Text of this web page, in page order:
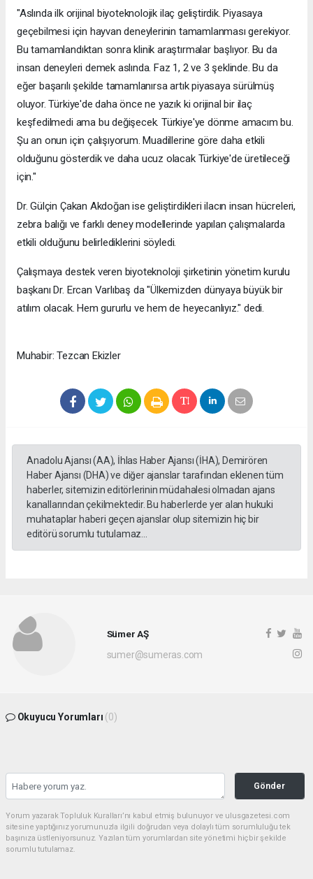
"Aslında ilk orijinal biyoteknolojik ilaç geliştirdik. Piyasaya
geçebilmesi için hayvan deneylerinin tamamlanması gerekiyor.
Bu tamamlandıktan sonra klinik araştırmalar başlıyor. Bu da
insan deneyleri demek aslında. Faz 1, 2 ve 3 şeklinde. Bu da
eğer başarılı şekilde tamamlanırsa artık piyasaya sürülmüş
oluyor. Türkiye'de daha önce ne yazık ki orijinal bir ilaç
keşfedilmedi ama bu değişecek. Türkiye'ye dönme amacım bu.
Şu an onun için çalışıyorum. Muadillerine göre daha etkili
olduğunu gösterdik ve daha ucuz olacak Türkiye'de üretileceği
için."
Dr. Gülçin Çakan Akdoğan ise geliştirdikleri ilacın insan hücreleri,
zebra balığı ve farklı deney modellerinde yapılan çalışmalarda
etkili olduğunu belirlediklerini söyledi.
Çalışmaya destek veren biyoteknoloji şirketinin yönetim kurulu
başkanı Dr. Ercan Varlıbaş da "Ülkemizden dünyaya büyük bir
atılım olacak. Hem gururlu ve hem de heyecanlıyız." dedi.
Muhabir: Tezcan Ekizler
Anadolu Ajansı (AA), İhlas Haber Ajansı (İHA), Demirören
Haber Ajansı (DHA) ve diğer ajanslar tarafından eklenen tüm
haberler, sitemizin editörlerinin müdahalesi olmadan ajans
kanallarından çekilmektedir. Bu haberlerde yer alan hukuki
muhataplar haberi geçen ajanslar olup sitemizin hiç bir
editörü sorumlu tutulamaz...
Sümer AŞ
sumer@sumeras.com
Okuyucu Yorumları (0)
Gönder
Yorum yazarak Topluluk Kuralları’nı kabul etmiş bulunuyor ve ulusgazetesi.com
sitesine yaptığınız yorumunuzla ilgili doğrudan veya dolaylı tüm sorumluluğu tek
başınıza üstleniyorsunuz. Yazılan tüm yorumlardan site yönetimi hiçbir şekilde
sorumlu tutulamaz.